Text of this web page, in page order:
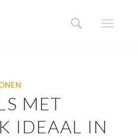
MET
IDEAAL IN